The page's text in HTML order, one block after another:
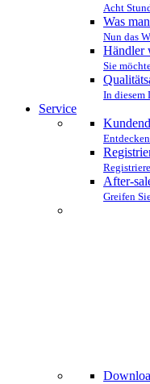
Acht
Was
Nun das
Händler
Sie
In diesem
Service
After-
Greifen